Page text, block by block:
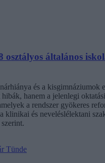
osztályos általános
és a kisgimnáziumok
hibák, hanem a jelenlegi
a rendszer gyökeres
klinikai és neveléslélektani
Tünde